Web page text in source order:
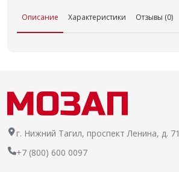
Описание Характеристики Отзывы (0)
г. Нижний Тагил, проспект Ленина, д. 71
+7 (800) 600 0097